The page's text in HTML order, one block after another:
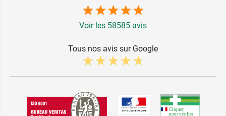
Voir les 58585 avis
Tous nos avis sur Google